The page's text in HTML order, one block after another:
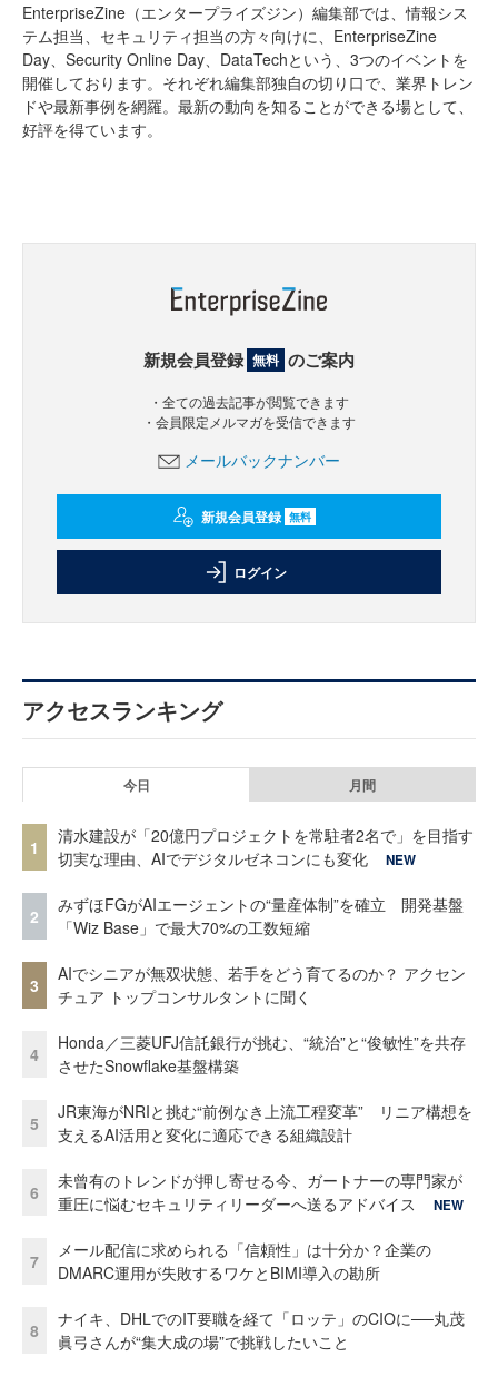
EnterpriseZine（エンタープライズジン）編集部では、情報シス
テム担当、セキュリティ担当の方々向けに、EnterpriseZine
Day、Security Online Day、DataTechという、3つのイベントを
開催しております。それぞれ編集部独自の切り口で、業界トレン
ドや最新事例を網羅。最新の動向を知ることができる場として、
好評を得ています。
新規会員登録 無料 のご案内
・全ての過去記事が閲覧できます
・会員限定メルマガを受信できます
メールバックナンバー
新規会員登録 無料
ログイン
アクセスランキング
今日 月間
1
清水建設が「20億円プロジェクトを常駐者2名で」を目指す
切実な理由、AIでデジタルゼネコンにも変化
NEW
2
みずほFGがAIエージェントの“量産体制”を確立 開発基盤
「Wiz Base」で最大70%の工数短縮
3
AIでシニアが無双状態、若手をどう育てるのか？ アクセン
チュア トップコンサルタントに聞く
4
Honda／三菱UFJ信託銀行が挑む、“統治”と“俊敏性”を共存
させたSnowflake基盤構築
5
JR東海がNRIと挑む“前例なき上流工程変革” リニア構想を
支えるAI活用と変化に適応できる組織設計
6
未曾有のトレンドが押し寄せる今、ガートナーの専門家が
重圧に悩むセキュリティリーダーへ送るアドバイス
NEW
7
メール配信に求められる「信頼性」は十分か？企業の
DMARC運用が失敗するワケとBIMI導入の勘所
8
ナイキ、DHLでのIT要職を経て「ロッテ」のCIOに──丸茂
眞弓さんが“集大成の場”で挑戦したいこと